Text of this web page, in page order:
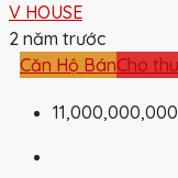
V HOUSE
2 năm trước
Căn Hộ BánCho